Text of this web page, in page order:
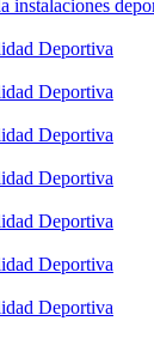
instalaciones
Deportiva
Deportiva
Deportiva
Deportiva
Deportiva
Deportiva
Deportiva